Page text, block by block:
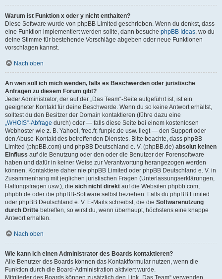
Warum ist Funktion x oder y nicht enthalten?
Diese Software wurde von phpBB Limited geschrieben. Wenn du denkst, dass
eine Funktion implementiert werden sollte, dann besuche phpBB Ideas, wo du
deine Stimme für bestehende Vorschläge abgeben oder neue Funktionen
vorschlagen kannst.
Nach oben
An wen soll ich mich wenden, falls es Beschwerden oder juristische
Anfragen zu diesem Forum gibt?
Jeder Administrator, der auf der „Das Team“-Seite aufgeführt ist, ist ein
geeigneter Kontakt für deine Beschwerde. Wenn du so keine Antwort erhältst,
solltest du den Besitzer der Domain kontaktieren (führe dazu eine
„WHOIS“-Abfrage durch) oder — falls diese Seite bei einem kostenlosen
Webhoster wie z. B. Yahoo!, free.fr, funpic.de usw. liegt — den Support oder
den Abuse-Kontakt des betreffenden Dienstes. Bitte beachte, dass phpBB
Limited (phpBB.com) und phpBB Deutschland e. V. (phpBB.de) absolut keinen
Einfluss auf die Benutzung oder den oder die Benutzer der Forensoftware
haben und dafür in keiner Weise zur Verantwortung herangezogen werden
können. Kontaktiere daher nie phpBB Limited oder phpBB Deutschland e. V. in
Zusammenhang mit jeglichen juristischen Fragen (Unterlassungserklärungen,
Haftungsfragen usw.), die sich nicht direkt auf die Websiten phpbb.com,
phpbb.de oder die phpBB-Software selbst beziehen. Falls du phpBB Limited
oder phpBB Deutschland e. V. E-Mails schreibst, die die Softwarenutzung
durch Dritte betreffen, so wirst du, wenn überhaupt, höchstens eine knappe
Antwort erhalten.
Nach oben
Wie kann ich einen Administrator des Boards kontaktieren?
Alle Benutzer des Boards können das Kontaktformular nutzen, wenn die
Funktion durch die Board-Administration aktiviert wurde.
Mitglieder des Boards können zusätzlich den Link „Das Team“ verwenden.